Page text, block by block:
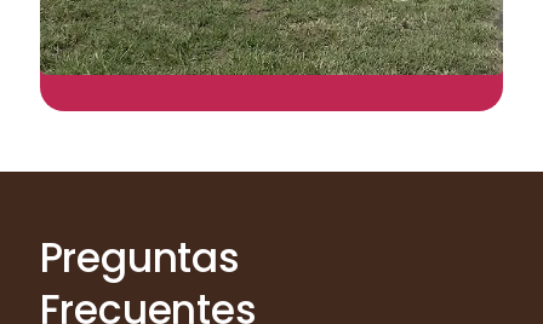
Preguntas
Frecuentes